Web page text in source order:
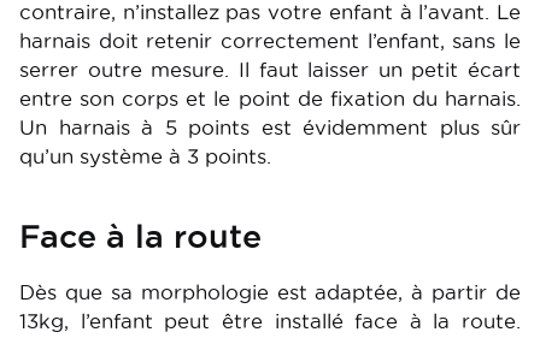
contraire, n’installez pas votre enfant à l’avant. Le
harnais doit retenir correctement l’enfant, sans le
serrer outre mesure. Il faut laisser un petit écart
entre son corps et le point de fixation du harnais.
Un harnais à 5 points est évidemment plus sûr
qu’un système à 3 points.
Face à la route
Dès que sa morphologie est adaptée, à partir de
13kg, l’enfant peut être installé face à la route.